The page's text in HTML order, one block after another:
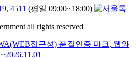
4511 (평일 09:00~18:00)
all rights reserved